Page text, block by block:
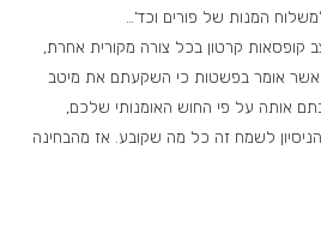
המנות של פורים וכד’…
קופסאות קרטון בכל צורה מקורית אחרת,
אשר אומר בפשטות כי השקעתם את מיטב
אותה על פי החוש האומנותי שלכם,
לשמח זה כל מה שקובע. אז מהבחינה